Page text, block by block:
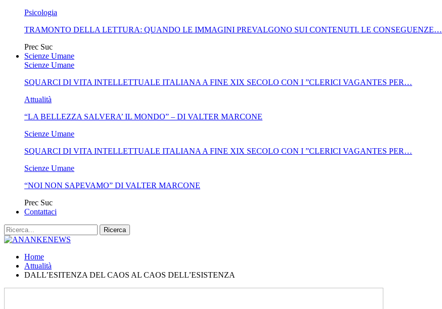
Psicologia
TRAMONTO DELLA LETTURA: QUANDO LE IMMAGINI PREVALGONO SUI CONTENUTI. LE CONSEGUENZE…
Prec Suc
Scienze Umane
Scienze Umane
SQUARCI DI VITA INTELLETTUALE ITALIANA A FINE XIX SECOLO CON I ”CLERICI VAGANTES PER…
Attualità
“LA BELLEZZA SALVERA’ IL MONDO” – DI VALTER MARCONE
Scienze Umane
SQUARCI DI VITA INTELLETTUALE ITALIANA A FINE XIX SECOLO CON I ”CLERICI VAGANTES PER…
Scienze Umane
“NOI NON SAPEVAMO” DI VALTER MARCONE
Prec Suc
Contattaci
Home
Attualità
DALL’ESITENZA DEL CAOS AL CAOS DELL’ESISTENZA